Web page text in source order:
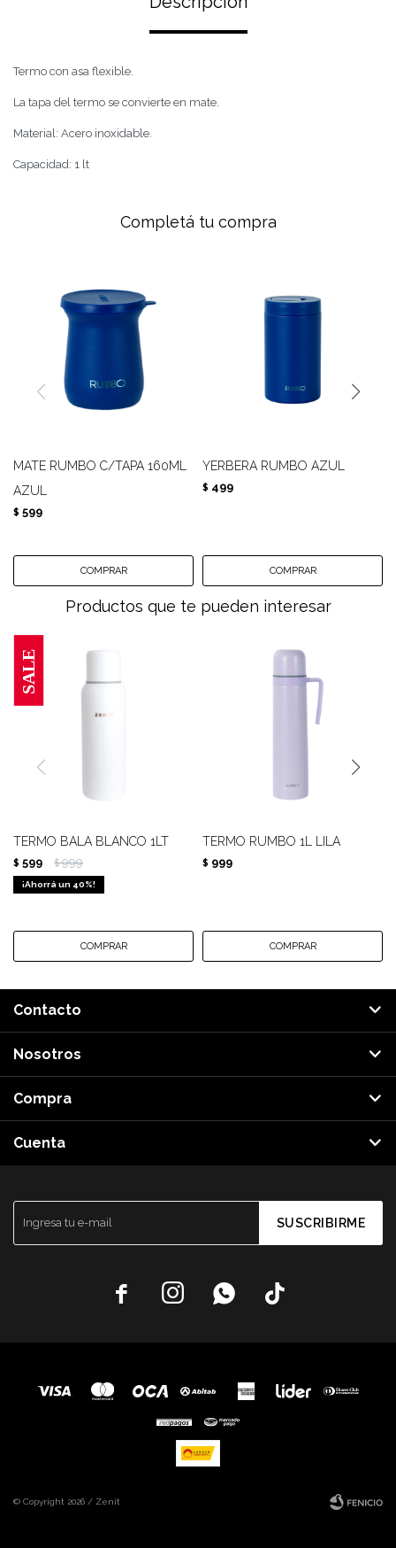
Termo con asa flexible.
La tapa del termo se convierte en mate.
Material: Acero inoxidable.
Capacidad: 1 lt
Completá tu compra
MATE RUMBO C/TAPA 160ML
AZUL
$ 599
YERBERA RUMBO AZUL
$ 499
Productos que te pueden interesar
TERMO BALA BLANCO 1LT
$ 599 $ 999
40
TERMO RUMBO 1L LILA
$ 999
SUSCRIBIRME
   
Contacto
Nosotros
Compra
Cuenta
© Copyright 2026 / Zenit